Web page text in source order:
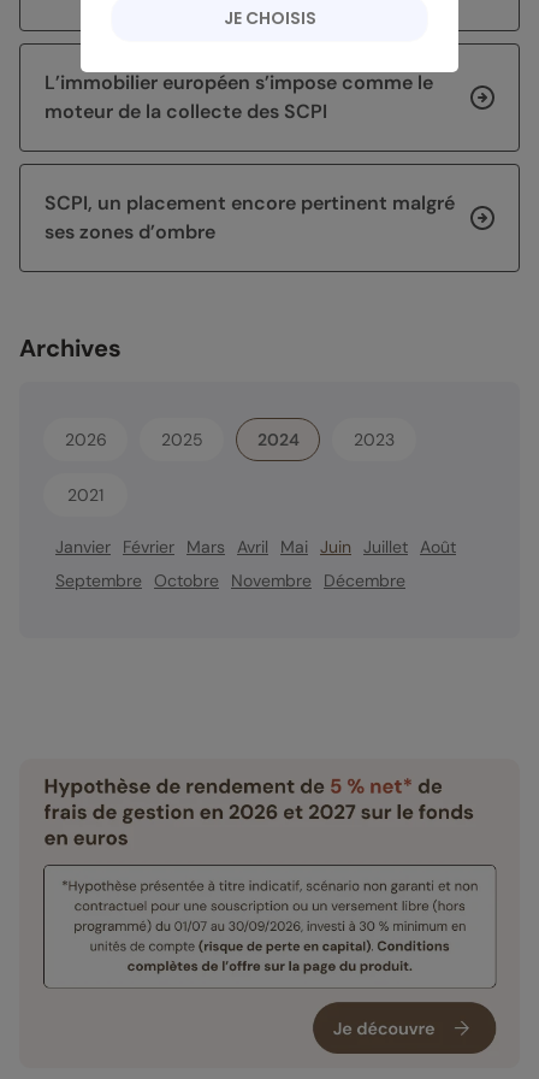
L’immobilier européen s’impose comme le
moteur de la collecte des SCPI
SCPI, un placement encore pertinent malgré
ses zones d’ombre
Archives
2026 2025 2024 2023
2021
Janvier Février Mars Avril Mai Juin Juillet Août
Septembre
Octobre Novembre Décembre
JE CHOISIS